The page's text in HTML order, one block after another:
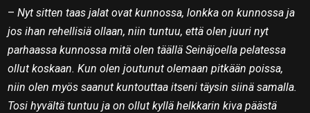
–Nyt sitten taas jalat ovat kunnossa, lonkka on kunnossa ja
jos ihan rehellisiä ollaan, niin tuntuu, että olen juuri nyt
parhaassa kunnossa mitä olen täällä Seinäjoella pelatessa
ollut koskaan. Kun olen joutunut olemaan pitkään poissa,
niin olen myös saanut kuntouttaa itseni täysin siinä samalla.
Tosi hyvältä tuntuu ja on ollut kyllä helkkarin kiva päästä